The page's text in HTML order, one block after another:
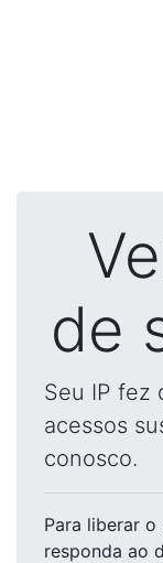
de
Seu IP fez
acessos
conosco.
Para liberar o
responda ao